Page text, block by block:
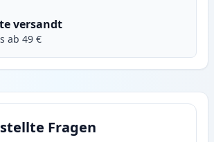
versandt
ab 49 €
Fragen